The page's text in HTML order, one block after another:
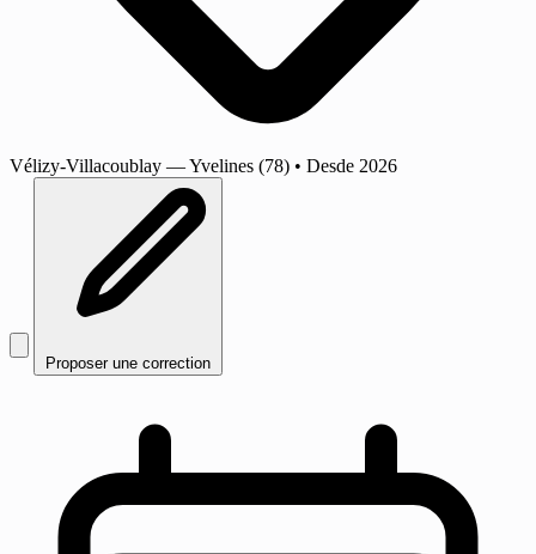
Vélizy-Villacoublay — Yvelines (78) • Desde 2026
Proposer une correction